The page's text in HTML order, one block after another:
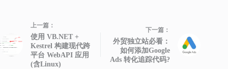
上一篇：
使用 VB.NET +
Kestrel 构建现代跨
平台 WebAPI 应用
(含Linux)
下一篇：
外贸独立站必看：
如何添加Google
Ads 转化追踪代码?